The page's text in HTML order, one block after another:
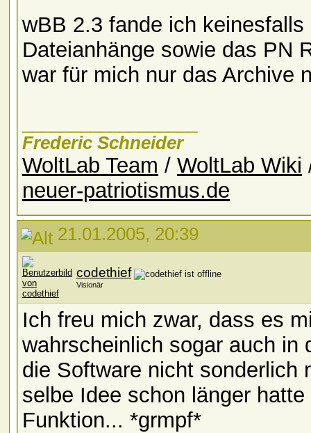
wBB 2.3 fande ich
Dateianhänge sowie das PN
war für mich nur das Archive
Frederic Schneider
WoltLab Team / WoltLab Wiki
neuer-patriotismus.de
21.01.2005, 20:39
codethief
Visionär
Ich freu mich zwar, dass es
wahrscheinlich sogar auch in
die Software nicht sonderlich
selbe Idee schon länger
Funktion... *grmpf*